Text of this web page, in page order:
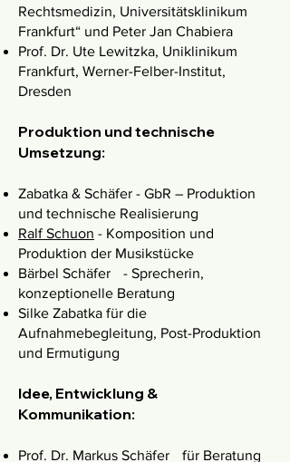
Rechtsmedizin, Universitätsklinikum
Frankfurt“ und Peter Jan Chabiera
Prof. Dr. Ute Lewitzka, Uniklinikum
Frankfurt, Werner-Felber-Institut,
Dresden
Produktion und technische
Umsetzung:
Zabatka & Schäfer - GbR – Produktion
und technische Realisierung
Ralf Schuon - Komposition und
Produktion der Musikstücke
Bärbel Schäfer - Sprecherin,
konzeptionelle Beratung
Silke Zabatka für die
Aufnahmebegleitung, Post-Produktion
und Ermutigung
Idee, Entwicklung &
Kommunikation:
Prof. Dr. Markus Schäfer für Beratung